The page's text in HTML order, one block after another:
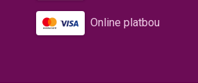
Online platbou